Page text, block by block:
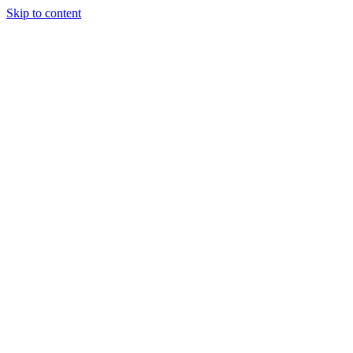
Skip to content